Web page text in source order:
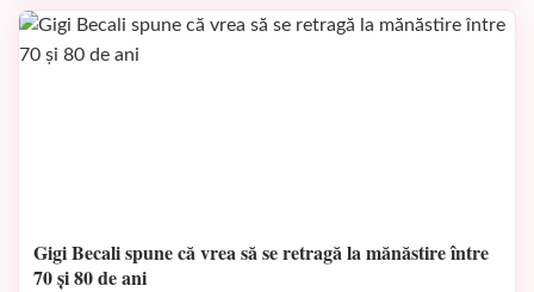
Gigi Becali spune că vrea să se retragă la mănăstire între
70 și 80 de ani